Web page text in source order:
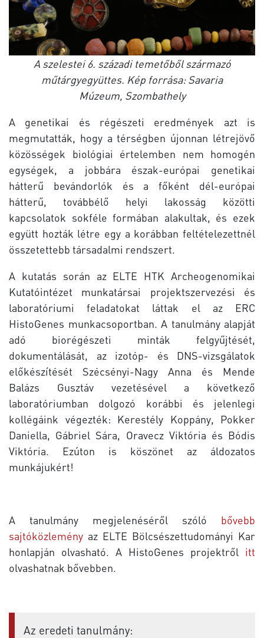
A szelestei 6. századi temetőből származó
műtárgyegyüttes. Kép forrása: Savaria
Múzeum, Szombathely
A genetikai és régészeti eredmények azt is
megmutatták, hogy a térségben újonnan létrejövő
közösségek biológiai értelemben nem homogén
egységek, a jobbára észak-európai genetikai
hátterű bevándorlók és a főként dél-európai
hátterű, továbbélő helyi lakosság közötti
kapcsolatok sokféle formában alakultak, és ezek
együtt hozták létre egy a korábban feltételezettnél
összetettebb társadalmi rendszert.
A kutatás során az ELTE HTK Archeogenomikai
Kutatóintézet munkatársai projektszervezési és
laboratóriumi feladatokat láttak el az ERC
HistoGenes munkacsoportban. A tanulmány alapját
adó biorégészeti minták felgyűjtését,
dokumentálását, az izotóp- és DNS-vizsgálatok
előkészítését Szécsényi-Nagy Anna és Mende
Balázs Gusztáv vezetésével a következő
laboratóriumban dolgozó korábbi és jelenlegi
kollégáink végezték: Kerestély Koppány, Pokker
Daniella, Gábriel Sára, Oravecz Viktória és Bódis
Viktória. Ezúton is köszönet az áldozatos
munkájukért!
A tanulmány megjelenéséről szóló bővebb
sajtóközlemény az ELTE Bölcsészettudományi Kar
honlapján olvasható. A HistoGenes projektről itt
olvashatnak bővebben.
Az eredeti tanulmány: